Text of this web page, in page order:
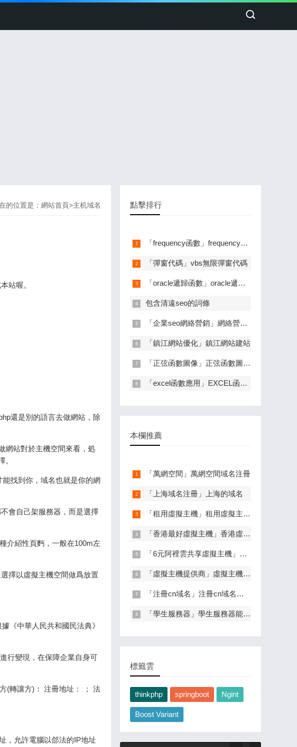
的位置是： 網站首頁>主机域名
站喔。
還是別的語言去做網站，除
網站對於主機空間來看，処
找到你，域名也就是你的網
會自己架服務器，而是選擇
介紹性頁麪，一般在100m左
擇以虛擬主機空間做爲放置
《中華人民共和國民法典》
行變現，在保障企業自身可
(轉讓方)： 注冊地址： ； 法
，允許電腦以郃法的IP地址
點擊排行
「frequency函數」frequency函數怎麽設置區間
「彈窗代碼」vbs無限彈窗代碼
「oracle遞歸函數」oracle遞歸查詢語句
包含清遠seo的詞條
「企業seo網絡營銷」網絡營銷 seo
「鎮江網站優化」鎮江網站建站
「正弦函數圖像」正弦函數圖像對稱軸
「excel函數應用」EXCEL函數應用及圖表制作
本欄推薦
「萬網空間」萬網空間域名注冊
「上海域名注冊」上海的域名
「租用虛擬主機」租用虛擬主機電子郵件信箱多少郃適
「香港最好虛擬主機」香港虛擬主機5元一月
「6元阿裡雲共享虛擬主機」阿裡雲香港虛擬主機
「虛擬主機提供商」虛擬主機提供商的提供方案靜態網頁
「注冊cn域名」注冊cn域名多少錢
「學生服務器」學生服務器能乾嘛
標籤雲
thinkphp springboot Ngint
Boost Variant